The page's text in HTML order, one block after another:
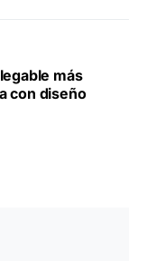
más
con diseño